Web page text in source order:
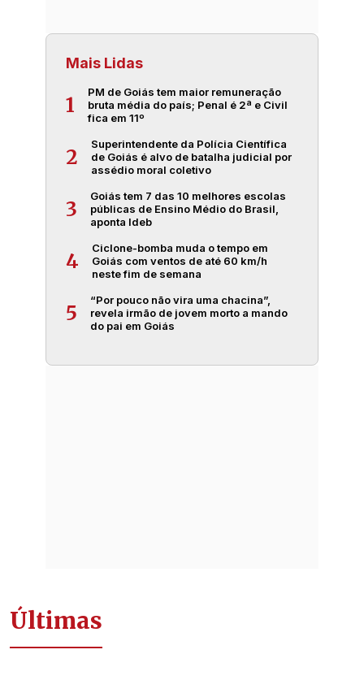
Mais Lidas
1
PM de Goiás tem maior remuneração
bruta média do país; Penal é 2ª e Civil
fica em 11º
2
Superintendente da Polícia Científica
de Goiás é alvo de batalha judicial por
assédio moral coletivo
3
Goiás tem 7 das 10 melhores escolas
públicas de Ensino Médio do Brasil,
aponta Ideb
4
Ciclone-bomba muda o tempo em
Goiás com ventos de até 60 km/h
neste fim de semana
5
“Por pouco não vira uma chacina”,
revela irmão de jovem morto a mando
do pai em Goiás
Últimas